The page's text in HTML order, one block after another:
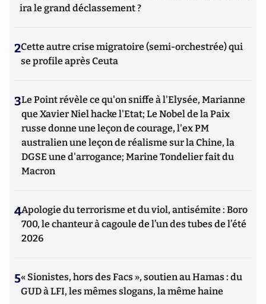
ira le grand déclassement ?
2Cette autre crise migratoire (semi-orchestrée) qui
se profile après Ceuta
3Le Point révèle ce qu'on sniffe à l'Elysée, Marianne
que Xavier Niel hacke l'Etat; Le Nobel de la Paix
russe donne une leçon de courage, l'ex PM
australien une leçon de réalisme sur la Chine, la
DGSE une d'arrogance; Marine Tondelier fait du
Macron
4Apologie du terrorisme et du viol, antisémite : Boro
700, le chanteur à cagoule de l’un des tubes de l’été
2026
5« Sionistes, hors des Facs », soutien au Hamas : du
GUD à LFI, les mêmes slogans, la même haine